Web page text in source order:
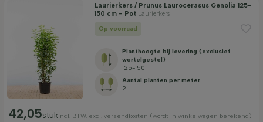
Laurierkers / Prunus Laurocerasus Genolia 125-
150 cm - Pot Laurierkers
Op voorraad
Planthoogte bij levering (exclusief
wortelgestel)
125-150
Aantal planten per meter
2
42,05stukincl. BTW. excl. verzendkosten (wordt in winkelwagen berekend)